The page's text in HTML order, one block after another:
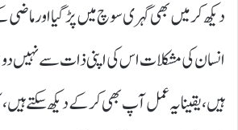
دیکھ کر میں بھی گہری سوچ میں پڑگیا اور ماضی
انسان کی مشکلات اس کی اپنی ذات سے نہیں
ہیں، یقینا یہ عمل آپ بھی کر کے دیکھ سکتے